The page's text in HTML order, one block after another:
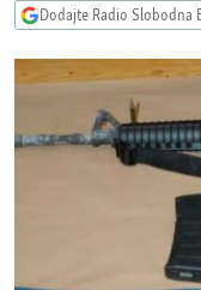
na
VIDEO
FOTOGALERIJE
INFOGRAFIKE
PODCASTI
RAT U UKRAJINI
KINA NA BALKANU
RSE PRIČE IZ
Dodajte Radio Slobodna